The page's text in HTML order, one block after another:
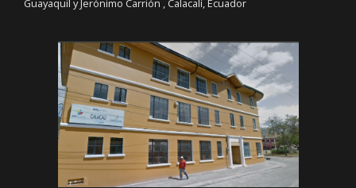
Guayaquil y Jerónimo Carrión , Calacalí, Ecuador